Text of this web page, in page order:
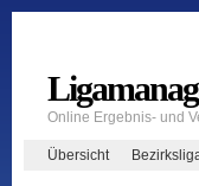
Online Ergebnis- und
Übersicht